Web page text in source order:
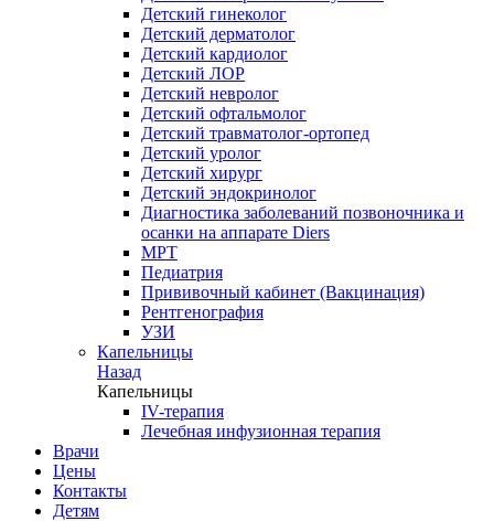
Детский гинеколог
Детский дерматолог
Детский кардиолог
Детский ЛОР
Детский невролог
Детский офтальмолог
Детский травматолог-ортопед
Детский уролог
Детский хирург
Детский эндокринолог
Диагностика заболеваний позвоночника и
осанки на аппарате Diers
МРТ
Педиатрия
Прививочный кабинет (Вакцинация)
Рентгенография
УЗИ
Капельницы
Назад
Капельницы
IV-терапия
Лечебная инфузионная терапия
Врачи
Цены
Контакты
Детям